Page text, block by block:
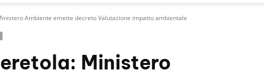
Ambiente emette decreto Valutazione impatto ambientale
Ministero